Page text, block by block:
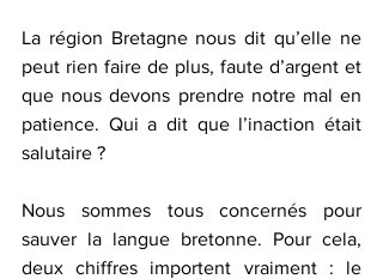
La région Bretagne nous dit qu’elle ne
peut rien faire de plus, faute d’argent et
que nous devons prendre notre mal en
patience. Qui a dit que l’inaction était
salutaire ?
Nous sommes tous concernés pour
sauver la langue bretonne. Pour cela,
deux chiffres importent vraiment : le